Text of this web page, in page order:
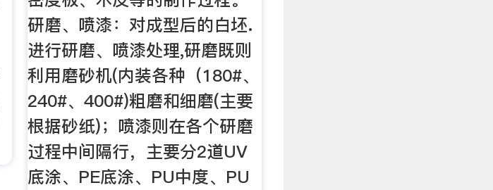
研磨、喷漆：对成型后的白坯.
进行研磨、喷漆处理,研磨既则
利用磨砂机(内装各种（180#、
240#、400#)粗磨和细磨(主要
根据砂纸)；喷漆则在各个研磨
过程中间隔行，主要分2道UV
底涂、PE底涂、PU中度、PU